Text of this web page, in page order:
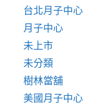
台北月子中心
月子中心
未上市
未分類
樹林當舖
美國月子中心